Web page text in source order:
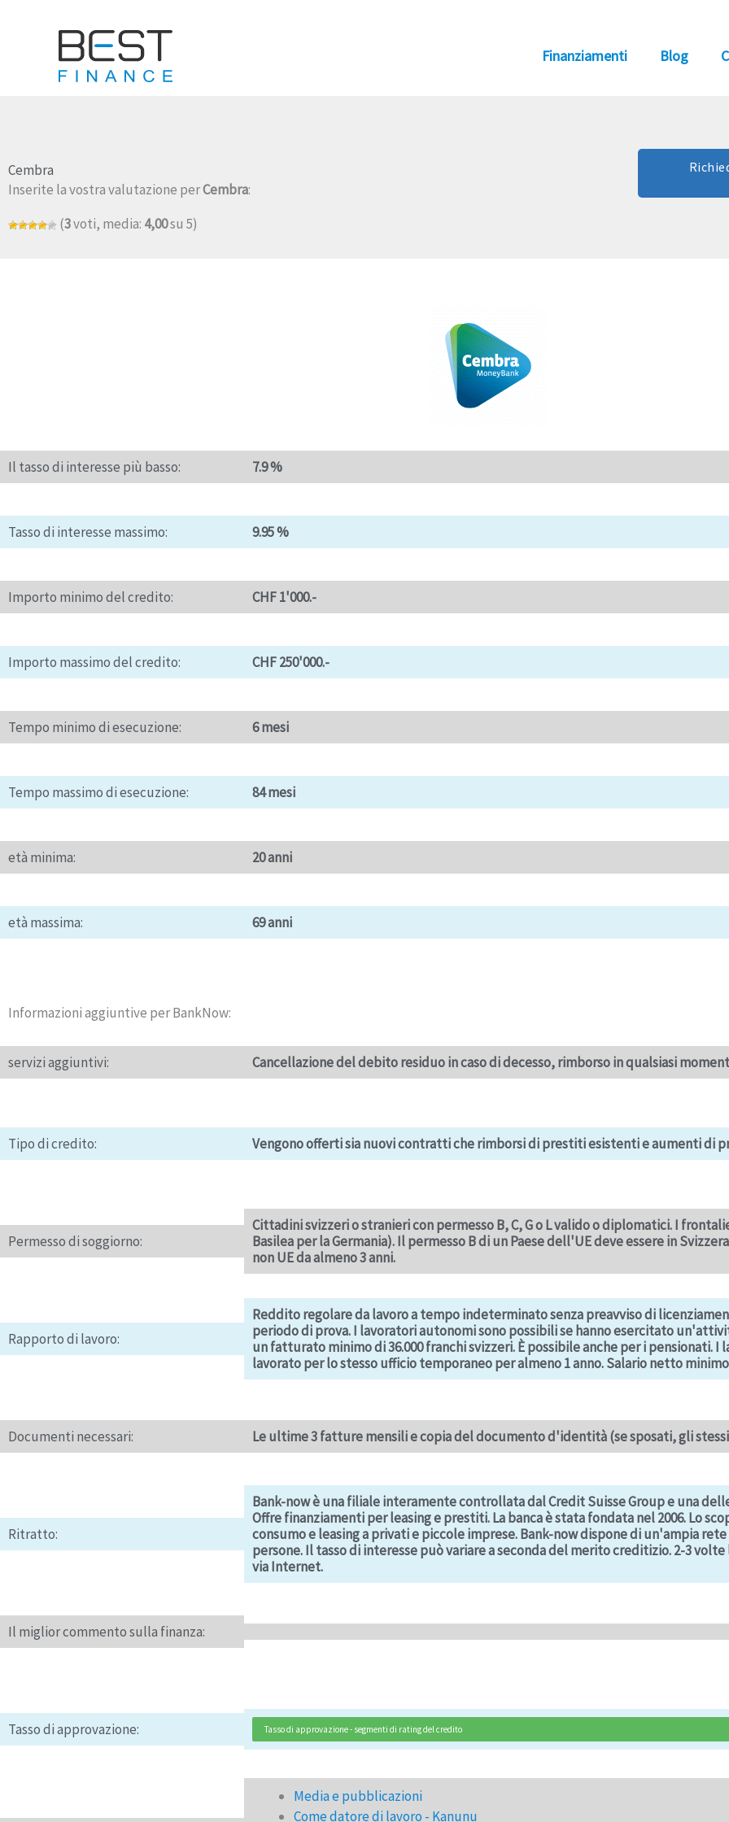
Finanziamenti Blog
Cembra
Inserite la vostra valutazione perCembra:
(3voti, media: 4,00su 5)
Il tasso di interesse più basso: 7.9 %
Tasso di interesse massimo: 9.95 %
Importo minimo del credito: CHF 1'000.-
Importo massimo del credito: CHF 250'000.-
Tempo minimo di esecuzione: 6 mesi
Tempo massimo di esecuzione: 84 mesi
età minima: 20 anni
età massima: 69 anni
Informazioni aggiuntive per BankNow:
servizi aggiuntivi: Cancellazione del debito residuo in caso di decesso, rimborso in qualsiasi
Tipo di credito: Vengono offerti sia nuovi contratti che rimborsi di prestiti esistenti e aumenti di
Permesso di soggiorno:
Cittadini svizzeri o stranieri con permesso B, C, G o L valido o diplomatici. I
Basilea per la Germania). Il permesso B di un Paese dell'UE deve essere in
non UE da almeno 3 anni.
Rapporto di lavoro:
Reddito regolare da lavoro a tempo indeterminato senza preavviso di
periodo di prova. I lavoratori autonomi sono possibili se hanno esercitato
un fatturato minimo di 36.000 franchi svizzeri. È possibile anche per i pensionati.
lavorato per lo stesso ufficio temporaneo per almeno 1 anno. Salario netto
Documenti necessari: Le ultime 3 fatture mensili e copia del documento d'identità (se sposati, gli
Ritratto:
Bank-now è una filiale interamente controllata dal Credit Suisse Group e una
Offre finanziamenti per leasing e prestiti. La banca è stata fondata nel 2006. Lo
consumo e leasing a privati e piccole imprese. Bank-now dispone di un'ampia
persone. Il tasso di interesse può variare a seconda del merito creditizio. 2-3
via Internet.
Il miglior commento sulla finanza:
Tasso di approvazione: Tasso di approvazione - segmenti di rating del credito
Media e pubblicazioni
Come datore di lavoro - Kanunu